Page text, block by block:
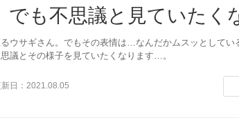
でも不思議と見ていたく
ウサギさん。でもその表情は…なんだかムスッとしてい
議とその様子を見ていたくなります…。
日： 2021.08.05